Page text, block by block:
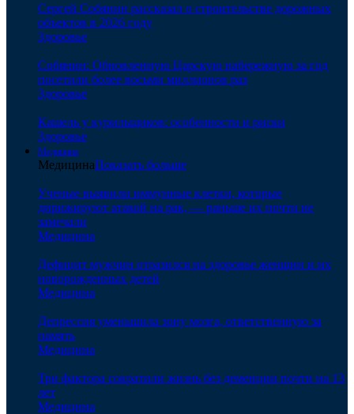
Сергей Собянин рассказал о строительстве дорожных
объектов в 2026 году
Здоровье
Собянин: Обновленную Царскую набережную за год
посетили более восьми миллионов раз
Здоровье
Кашель у курильщиков: особенности и риски
Здоровье
Медицина
МедицинаПоказать больше
Ученые выявили иммунные клетки, которые
дирижируют атакой на рак, — раньше их почти не
замечали
Медицина
Дефицит мужчин отразился на здоровье женщин и их
новорожденных детей
Медицина
Депрессия уменьшила зону мозга, ответственную за
память
Медицина
Три фактора сократили жизнь без деменции почти на 13
лет
Медицина